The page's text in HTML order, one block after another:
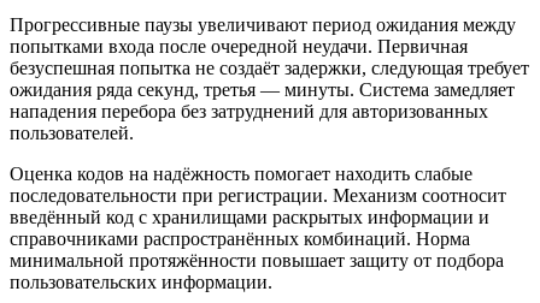
Прогрессивные паузы увеличивают период ожидания между
попытками входа после очередной неудачи. Первичная
безуспешная попытка не создаёт задержки, следующая требует
ожидания ряда секунд, третья — минуты. Система замедляет
нападения перебора без затруднений для авторизованных
пользователей.
Оценка кодов на надёжность помогает находить слабые
последовательности при регистрации. Механизм соотносит
введённый код с хранилищами раскрытых информации и
справочниками распространённых комбинаций. Норма
минимальной протяжённости повышает защиту от подбора
пользовательских информации.